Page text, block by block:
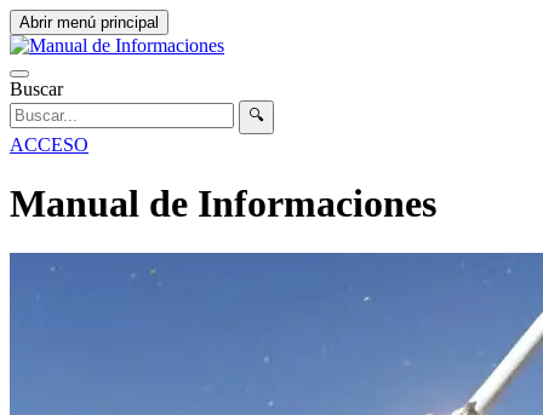
Abrir menú principal
Buscar
🔍
ACCESO
Manual de Informaciones